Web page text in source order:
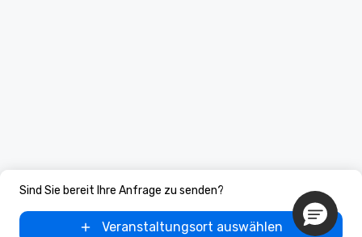
Sind Sie bereit Ihre Anfrage zu senden?
Veranstaltungsort auswählen